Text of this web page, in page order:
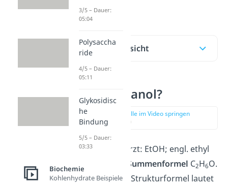
Video
Inhaltsübersicht
Was ist Ethanol?
zur Stelle im Video springen
(00:11)
Ethanol (abgekürzt: EtOH; engl. ethyl
alcohol) hat die
Summenformel C2H6O.
Die vereinfachte Strukturformel lautet
3/5 – Dauer:
05:04
Polysaccha
ride
4/5 – Dauer:
05:11
Glykosidisc
he
Bindung
5/5 – Dauer:
03:33
Biochemie
Kohlenhydrate Beispiele